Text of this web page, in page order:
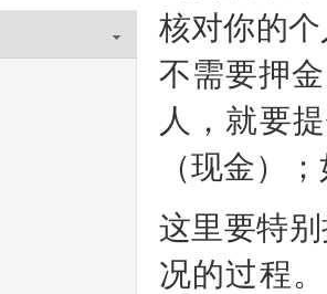
核对你的
不需要押
人，就要
（现金）
这里要特
况的过程